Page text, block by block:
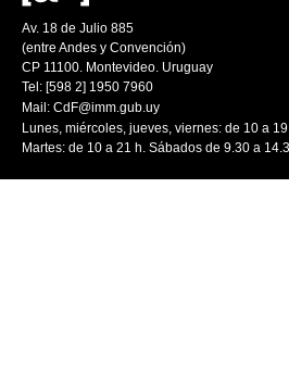
Av. 18 de Julio 885
(entre Andes y Convención)
CP 11100. Montevideo. Uruguay
Tel: [598 2] 1950 7960
Mail: CdF@imm.gub.uy
Lunes, miércoles, jueves, viernes: de 10 a
Martes: de 10 a 21 h. Sábados de 9.30 a